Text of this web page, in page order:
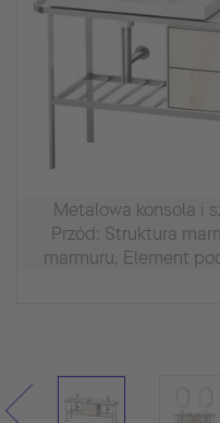
Metalowa konsola i
Przód: Struktura
marmuru, Element